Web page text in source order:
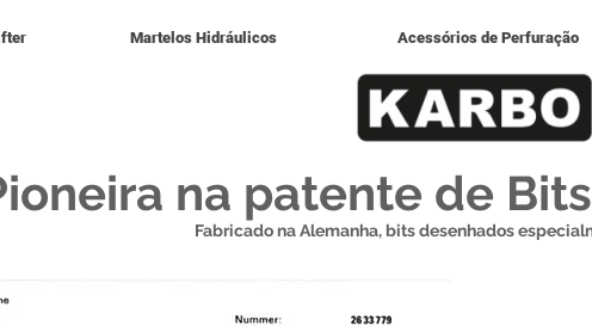
Martelos Hidráulicos Acessórios de Perfuração
na patente de
Fabricado na Alemanha, bits desenhados